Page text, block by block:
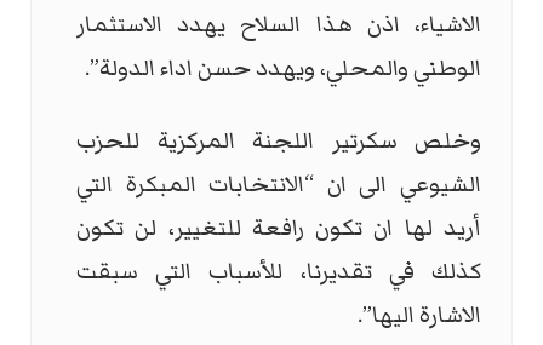
الاشياء، اذن هذا السلاح يهدد الاستثمار
الوطني والمحلي، ويهدد حسن اداء الدولة”.
وخلص سكرتير اللجنة المركزية للحزب
الشيوعي الى ان “الانتخابات المبكرة التي
أريد لها ان تكون رافعة للتغيير، لن تكون
كذلك في تقديرنا، للأسباب التي سبقت
الاشارة اليها”.